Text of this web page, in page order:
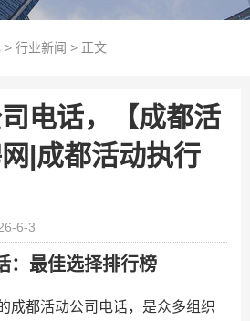
> 行业新闻 > 正文
电话，【成都活
|成都活动执行
6-3
：最佳选择排行榜
成都活动公司电话，是众多组织